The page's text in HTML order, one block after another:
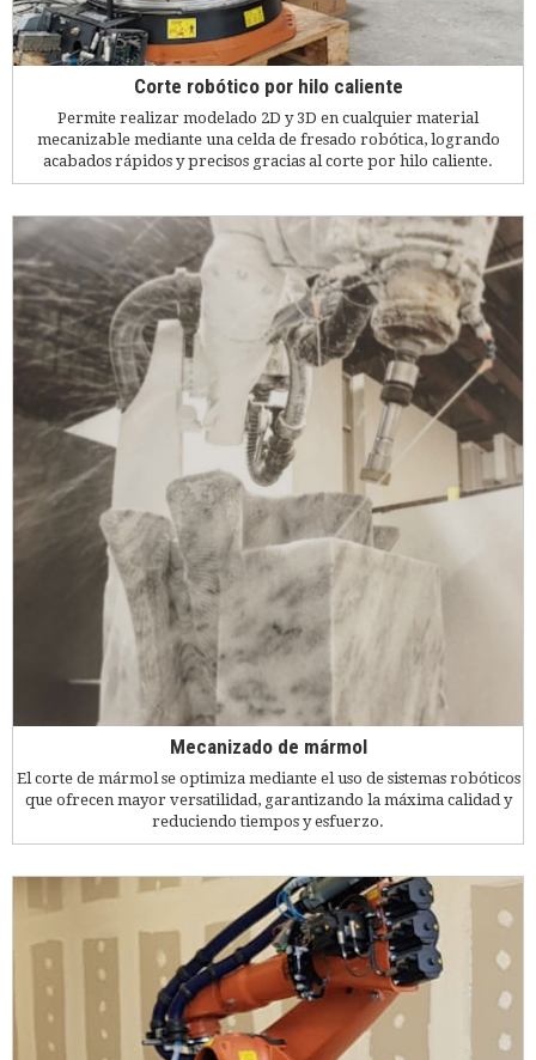
Corte robótico por hilo caliente
Permite realizar modelado 2D y 3D en cualquier material
mecanizable mediante una celda de fresado robótica, logrando
acabados rápidos y precisos gracias al corte por hilo caliente.
Mecanizado de mármol
El corte de mármol se optimiza mediante el uso de sistemas robóticos
que ofrecen mayor versatilidad, garantizando la máxima calidad y
reduciendo tiempos y esfuerzo.